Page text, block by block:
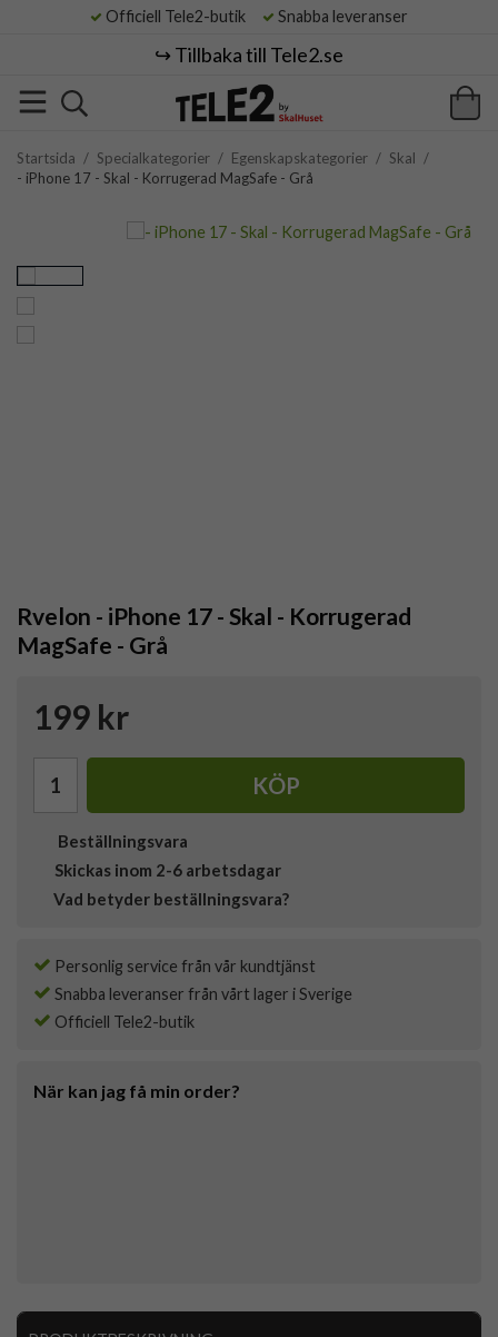
Officiell Tele2-butik Snabba leveranser
↪️ Tillbaka till Tele2.se
Startsida / Specialkategorier / Egenskapskategorier / Skal /
- iPhone 17 - Skal - Korrugerad MagSafe - Grå
Rvelon - iPhone 17 - Skal - Korrugerad
MagSafe - Grå
199 kr
KÖP
Beställningsvara
Skickas inom 2-6 arbetsdagar
Vad betyder beställningsvara?
Personlig service från vår kundtjänst
Snabba leveranser från vårt lager i Sverige
Officiell Tele2-butik
När kan jag få min order?